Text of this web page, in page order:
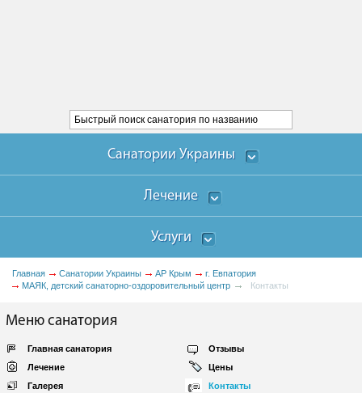
Санатории Украины
Лечение
Услуги
Главная Санатории Украины АР Крым
г. Евпатория
МАЯК, детский санаторно-оздоровительный центр
Контакты
Меню санатория
Главная санатория
Отзывы
Лечение
Цены
Галерея
Контакты